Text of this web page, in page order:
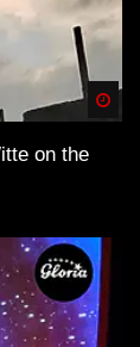
on the